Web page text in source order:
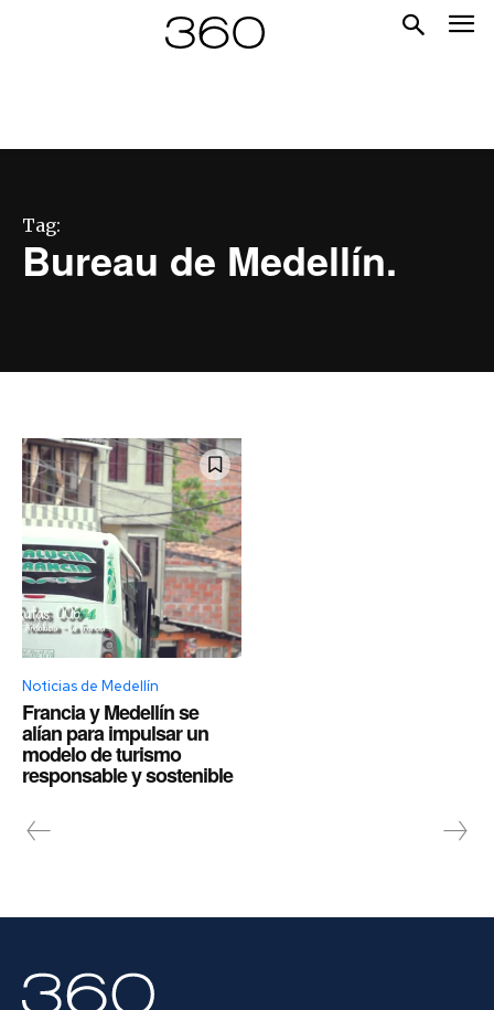
Tag:
Bureau de Medellín.
Noticias de Medellín
Francia y Medellín se
alían para impulsar un
modelo de turismo
responsable y sostenible